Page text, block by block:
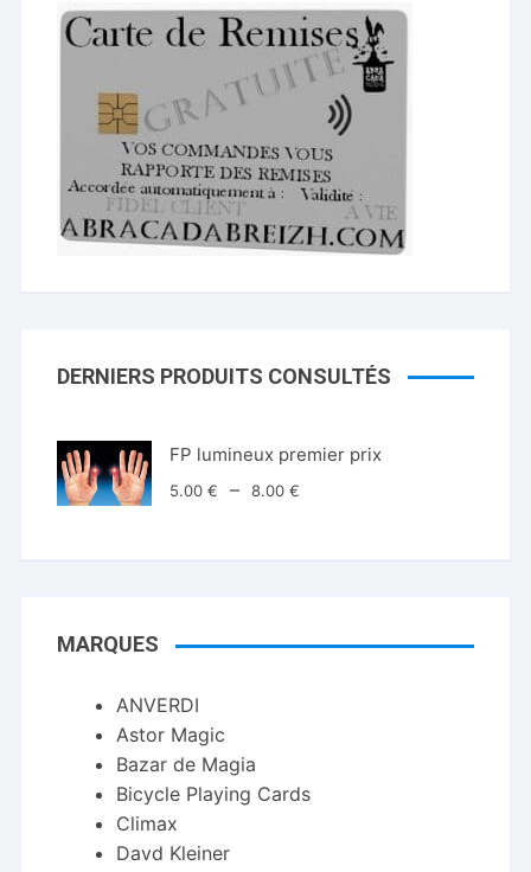
DERNIERS PRODUITS CONSULTÉS
FP lumineux premier prix
5.00€ – 8.00€
MARQUES
ANVERDI
Astor Magic
Bazar de Magia
Bicycle Playing Cards
Climax
Davd Kleiner